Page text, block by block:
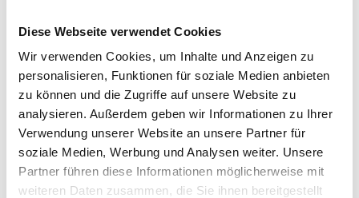
Diese Webseite verwendet Cookies
Wir verwenden Cookies, um Inhalte und Anzeigen zu
personalisieren, Funktionen für soziale Medien anbieten
zu können und die Zugriffe auf unsere Website zu
analysieren. Außerdem geben wir Informationen zu Ihrer
Verwendung unserer Website an unsere Partner für
soziale Medien, Werbung und Analysen weiter. Unsere
Partner führen diese Informationen möglicherweise mit
weiteren Daten zusammen, die Sie ihnen bereitgestellt